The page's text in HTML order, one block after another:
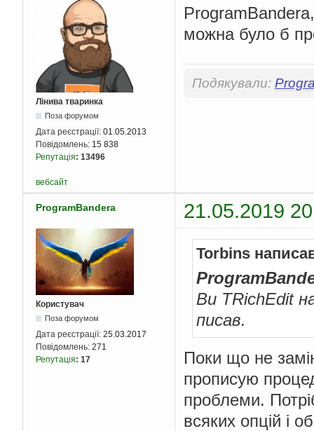
Лінива тваринка
Поза форумом
Дата реєстрації: 01.05.2013
Повідомлень: 15 838
Репутація: 13496
можна було б
Подякували:
вебсайт
ProgramBandera 21.05.2019
Користувач
Поза форумом
Дата реєстрації: 25.03.2017
Повідомлень: 271
Репутація: 17
Torbins
Ви TRichEdit
писав.
Поки що не
прописую
проблеми.
всяких опцій і